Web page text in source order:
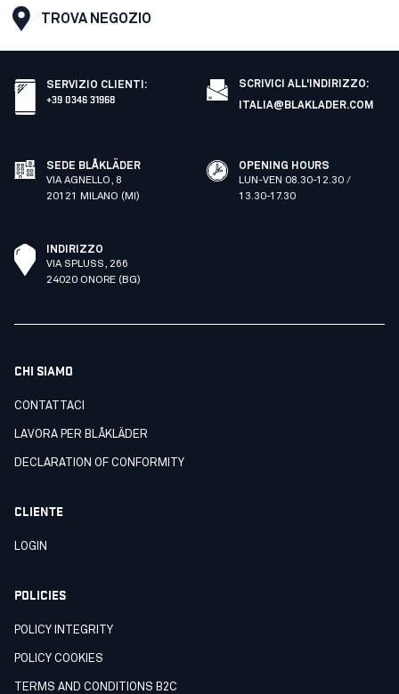
TROVA NEGOZIO
SERVIZIO CLIENTI :
+39 0346 31968
SCRIVICI ALL'INDIRIZZO:
ITALIA@BLAKLADER.COM
SEDE BLÅKLÄDER
VIA AGNELLO, 8
20121 MILANO (MI)
OPENING HOURS
LUN-VEN 08.30-12.30 /
13.30-17.30
INDIRIZZO
VIA SPLUSS, 266
24020 ONORE (BG)
CHI SIAMO
CONTATTACI
LAVORA PER BLÅKLÄDER
DECLARATION OF CONFORMITY
CLIENTE
LOGIN
POLICIES
POLICY INTEGRITY
POLICY COOKIES
TERMS AND CONDITIONS B2C